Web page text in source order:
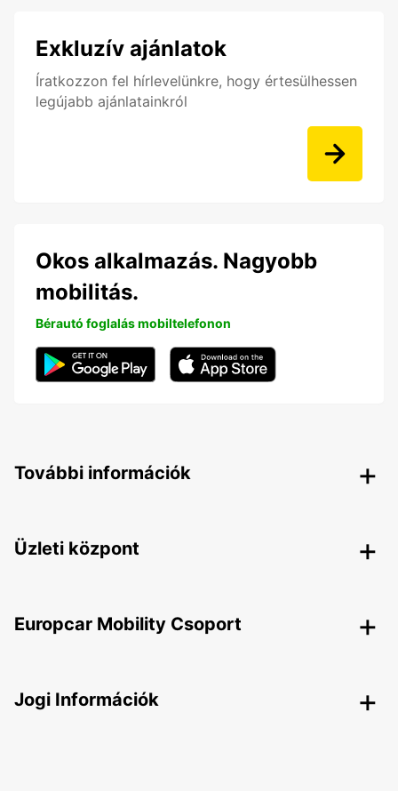
Exkluzív ajánlatok
Íratkozzon fel hírlevelünkre, hogy értesülhessen
legújabb ajánlatainkról
Okos alkalmazás. Nagyobb
mobilitás.
Bérautó foglalás mobiltelefonon
További információk
Üzleti központ
Europcar Mobility Csoport
Jogi Információk